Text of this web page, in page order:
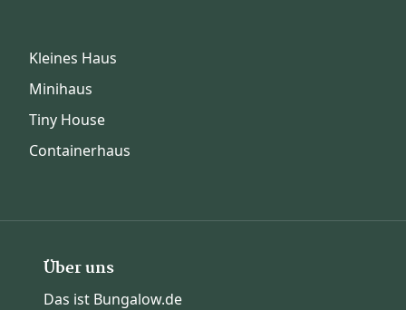
Kleines Haus
Minihaus
Tiny House
Containerhaus
Über uns
Das ist Bungalow.de